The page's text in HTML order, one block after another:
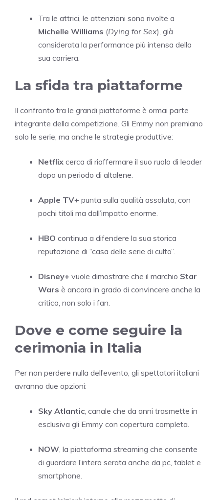
Tra le attrici, le attenzioni sono rivolte a
Michelle Williams (Dying for Sex), già
considerata la performance più intensa della
sua carriera.
La sfida tra piattaforme
Il confronto tra le grandi piattaforme è ormai parte
integrante della competizione. Gli Emmy non premiano
solo le serie, ma anche le strategie produttive:
Netflix cerca di riaffermare il suo ruolo di leader
dopo un periodo di altalene.
Apple TV+ punta sulla qualità assoluta, con
pochi titoli ma dall’impatto enorme.
HBO continua a difendere la sua storica
reputazione di “casa delle serie di culto”.
Disney+ vuole dimostrare che il marchio Star
Wars è ancora in grado di convincere anche la
critica, non solo i fan.
Dove e come seguire la
cerimonia in Italia
Per non perdere nulla dell’evento, gli spettatori italiani
avranno due opzioni:
Sky Atlantic, canale che da anni trasmette in
esclusiva gli Emmy con copertura completa.
NOW, la piattaforma streaming che consente
di guardare l’intera serata anche da pc, tablet e
smartphone.